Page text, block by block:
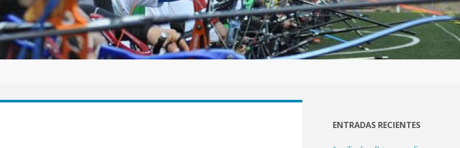
ENTRADAS RECIENTES